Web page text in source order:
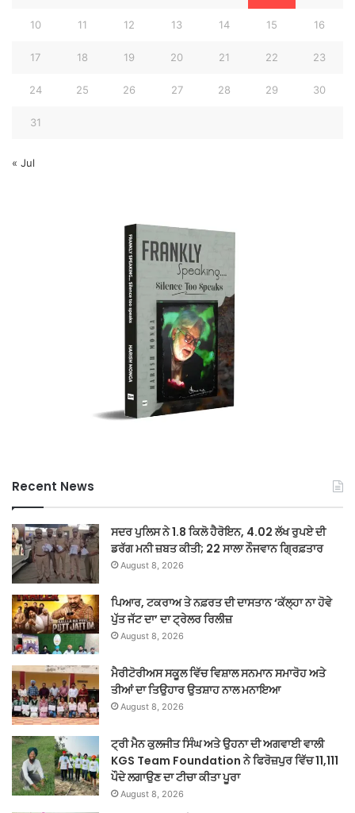
10 11 12 13 14 15 16
17 18 19 20 21 22 23
24 25 26 27 28 29 30
31
« Jul
Recent News
ਸਦਰ ਪੁਲਿਸ ਨੇ 1.8 ਕਿਲੋ ਹੈਰੋਇਨ, 4.02 ਲੱਖ ਰੁਪਏ ਦੀ
ਡਰੱਗ ਮਨੀ ਜ਼ਬਤ ਕੀਤੀ; 22 ਸਾਲਾ ਨੌਜਵਾਨ ਗ੍ਰਿਫ਼ਤਾਰ
August 8, 2026
ਪਿਆਰ, ਟਕਰਾਅ ਤੇ ਨਫ਼ਰਤ ਦੀ ਦਾਸਤਾਨ ‘ਕੱਲ੍ਹਾ ਨਾ ਹੋਵੇ
ਪੁੱਤ ਜੱਟ ਦਾ’ ਦਾ ਟ੍ਰੇਲਰ ਰਿਲੀਜ਼
August 8, 2026
ਮੈਰੀਟੋਰੀਅਸ ਸਕੂਲ ਵਿੱਚ ਵਿਸ਼ਾਲ ਸਨਮਾਨ ਸਮਾਰੋਹ ਅਤੇ
ਤੀਆਂ ਦਾ ਤਿਉਹਾਰ ਉਤਸ਼ਾਹ ਨਾਲ ਮਨਾਇਆ
August 8, 2026
ਟ੍ਰੀ ਮੈਨ ਕੁਲਜੀਤ ਸਿੰਘ ਅਤੇ ਉਹਨਾ ਦੀ ਅਗਵਾਈ ਵਾਲੀ
KGS Team Foundation ਨੇ ਫਿਰੋਜ਼ਪੁਰ ਵਿੱਚ 11,111
ਪੌਦੇ ਲਗਾਉਣ ਦਾ ਟੀਚਾ ਕੀਤਾ ਪੂਰਾ
August 8, 2026